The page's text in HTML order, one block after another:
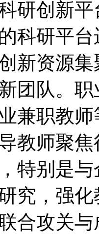
研创新
科研平
新资源
团队。
兼职教
教师聚
特别是
究，强
合攻关